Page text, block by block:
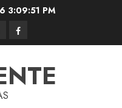
3:09:51 PM
Facebook